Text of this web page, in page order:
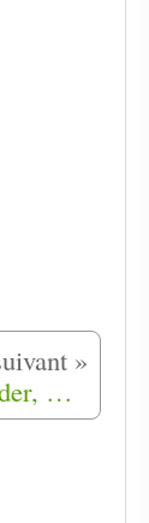
À Carpentras, Abdelkader, fils de Harki, se souvient des camps